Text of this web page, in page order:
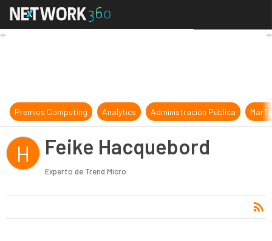
Feike Hacquebord
Premios Computing Analytics Administración Pública
H Feike Hacquebord
Experto de Trend Micro